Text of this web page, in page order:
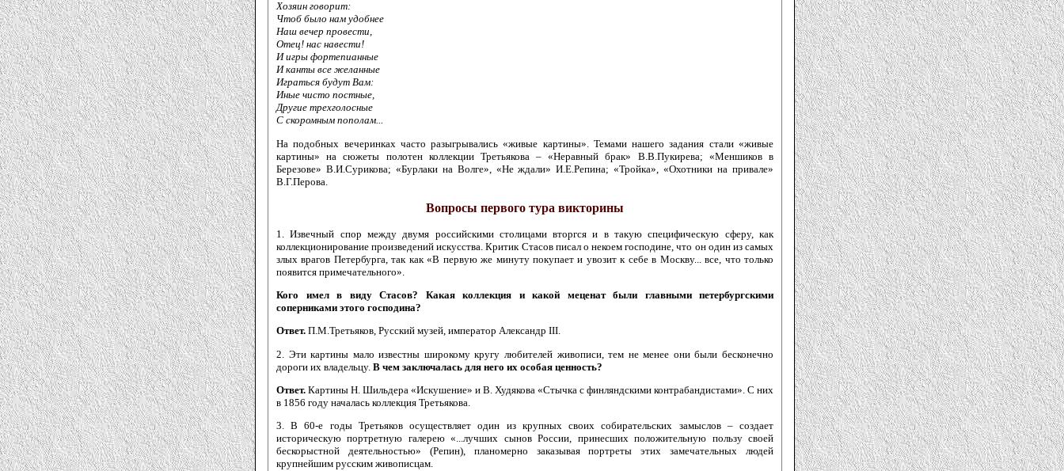
Хозяин говорит:
Чтоб было нам удобнее
Наш вечер провести,
Отец! нас навести!
И игры фортепианные
И канты все желанные
Играться будут Вам:
Иные чисто постные,
Другие трехголосные
С скоромным пополам...
На подобных вечеринках часто разыгрывались «живые картины». Темами нашего задания стали «живые
картины» на сюжеты полотен коллекции Третьякова – «Неравный брак» В.В.Пукирева; «Меншиков в
Березове» В.И.Сурикова; «Бурлаки на Волге», «Не ждали» И.Е.Репина; «Тройка», «Охотники на привале»
В.Г.Перова.
Вопросы первого тура викторины
1. Извечный спор между двумя российскими столицами вторгся и в такую специфическую сферу, как
коллекционирование произведений искусства. Критик Стасов писал о некоем господине, что он один из самых
злых врагов Петербурга, так как «В первую же минуту покупает и увозит к себе в Москву... все, что только
появится примечательного».
Кого имел в виду Стасов? Какая коллекция и какой меценат были главными петербургскими
соперниками этого господина?
Ответ. П.М.Третьяков, Русский музей, император Александр III.
2. Эти картины мало известны широкому кругу любителей живописи, тем не менее они были бесконечно
дороги их владельцу. В чем заключалась для него их особая ценность?
Ответ. Картины Н. Шильдера «Искушение» и В. Худякова «Стычка с финляндскими контрабандистами». С них
в 1856 году началась коллекция Третьякова.
3. В 60-е годы Третьяков осуществляет один из крупных своих собирательских замыслов – создает
историческую портретную галерею «...лучших сынов России, принесших положительную пользу своей
бескорыстной деятельностью» (Репин), планомерно заказывая портреты этих замечательных людей
крупнейшим русским живописцам.